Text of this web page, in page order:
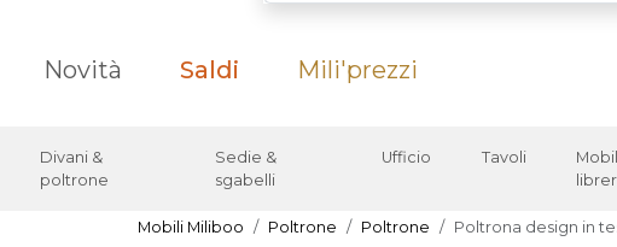
Novità Saldi Mili'prezzi
Divani &
poltrone
Sedie &
sgabelli
Ufficio Tavoli
Mobili Miliboo Poltrone Poltrone Poltrona design in